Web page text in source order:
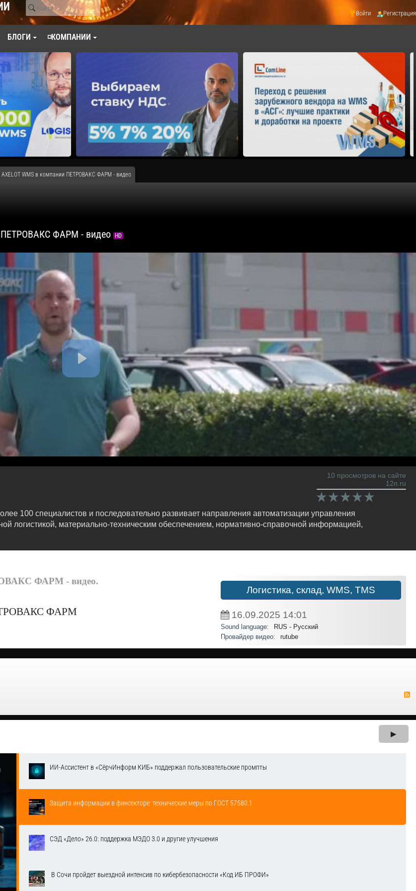
Войти Регистрация
БЛОГИ ◽КОМПАНИИ
AXELOT WMS в компании ПЕТРОВАКС ФАРМ - видео
ПЕТРОВАКС ФАРМ - видео HD
10 просмотров на сайте
12n.ru
100 специалистов и последовательно развивает направления автоматизации управления
логистикой, материально-техническим обеспечением, нормативно-справочной информацией,
ФАРМ - видео.
ФАРМ
Логистика, склад, WMS, TMS
16.09.2025 14:01
Sound language:
RUS - Русский
Провайдер видео:
rutube
▶
ИИ-Ассистент в «СёрчИнформ КИБ» поддержал пользовательские промпты
Защита информации в финсекторе: технические меры по ГОСТ 57580.1
СЭД «Дело» 26.0: поддержка МЭДО 3.0 и другие улучшения
​ В Сочи пройдет выездной интенсив по кибербезопасности «Код ИБ ПРОФИ»